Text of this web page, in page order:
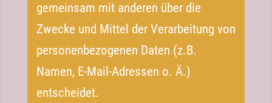
gemeinsam mit anderen über die
Zwecke und Mittel der Verarbeitung von
personenbezogenen Daten (z.B.
Namen, E-​Mail-​Adressen o. Ä.)
entscheidet.